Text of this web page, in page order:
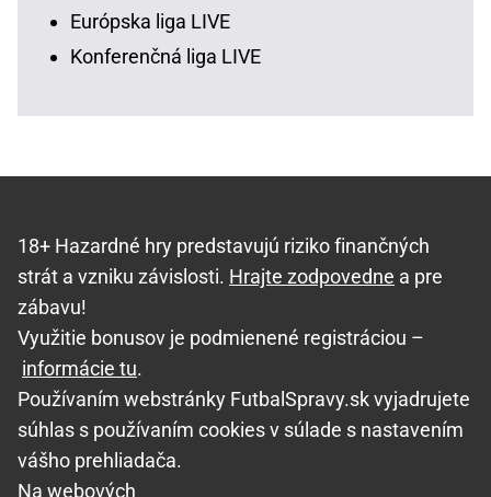
Európska liga LIVE
Konferenčná liga LIVE
18+ Hazardné hry predstavujú riziko finančných
strát a vzniku závislosti. Hrajte zodpovedne a pre
zábavu!
Využitie bonusov je podmienené registráciou –
informácie tu.
Používaním webstránky FutbalSpravy.sk vyjadrujete
súhlas s používaním cookies v súlade s nastavením
vášho prehliadača.
Na webových